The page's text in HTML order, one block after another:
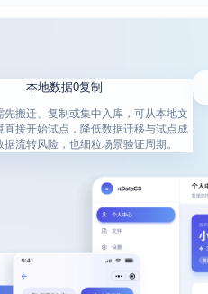
本地数据0复制
先搬迁、复制或集中入库，可从本地文
直接开始试点，降低数据迁移与试点成
据流转风险，也细粒场景验证周期。